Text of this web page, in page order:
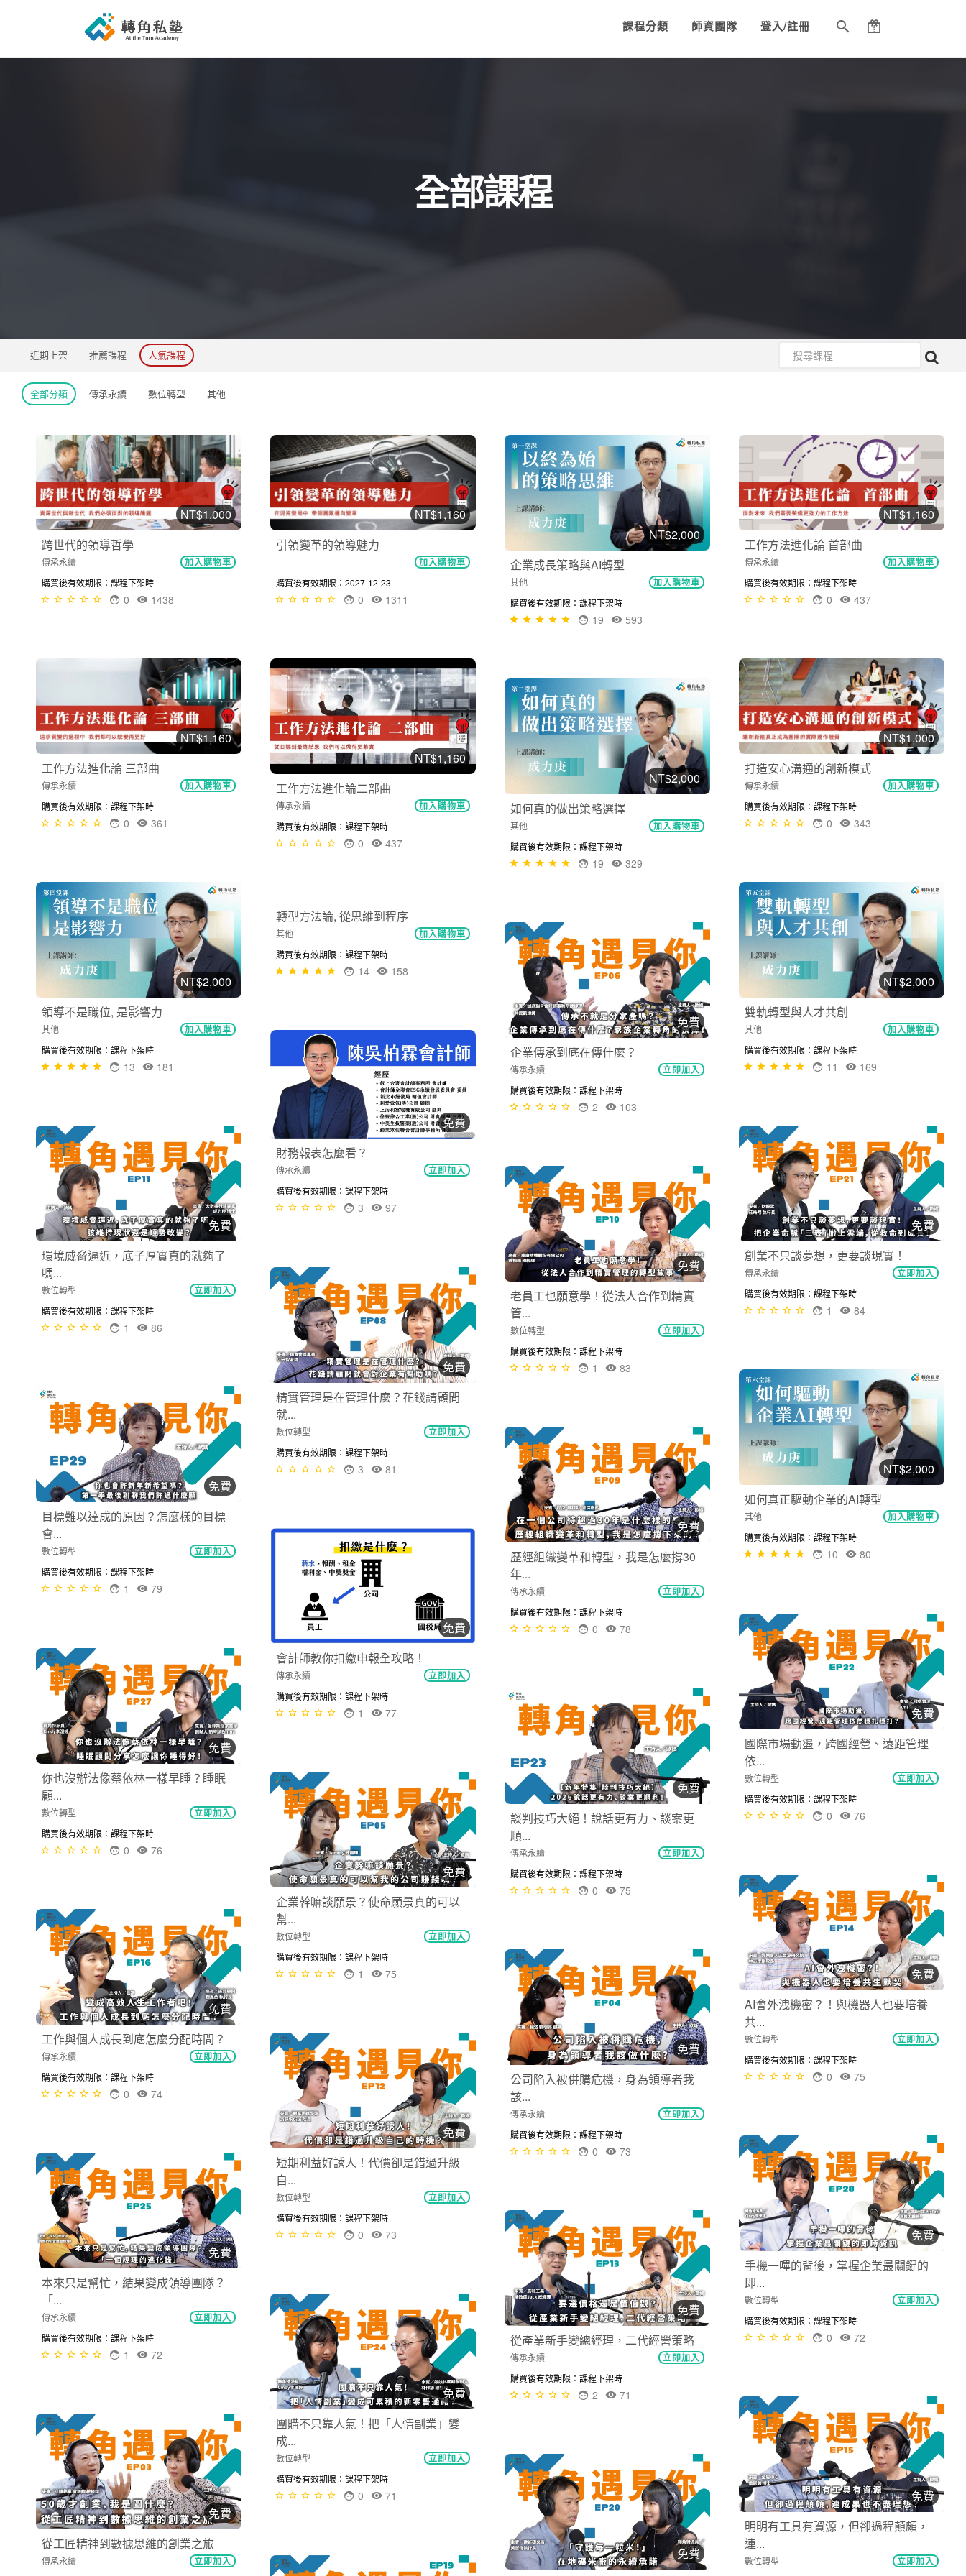
課程分類 師資團隊 登入/註冊
全部課程
近期上架 推薦課程 人氣課程
全部分類 傳承永續 數位轉型 其他
NT$1,000
跨世代的領導哲學
傳承永續 加入購物車
購買後有效期限：課程下架時
1438
0
NT$1,160
引領變革的領導魅力
加入購物車
購買後有效期限：2027-12-23
1311
0
NT$2,000
企業成長策略與AI轉型
其他 加入購物車
購買後有效期限：課程下架時
593
19
NT$1,160
工作方法進化論 首部曲
傳承永續 加入購物車
購買後有效期限：課程下架時
437
0
NT$1,160
工作方法進化論二部曲
傳承永續 加入購物車
購買後有效期限：課程下架時
437
0
NT$1,160
工作方法進化論 三部曲
傳承永續 加入購物車
購買後有效期限：課程下架時
361
0
NT$1,000
打造安心溝通的創新模式
傳承永續 加入購物車
購買後有效期限：課程下架時
343
0
NT$2,000
如何真的做出策略選擇
其他 加入購物車
購買後有效期限：課程下架時
329
19
NT$2,000
領導不是職位, 是影響力
其他 加入購物車
購買後有效期限：課程下架時
181
13
NT$2,000
雙軌轉型與人才共創
其他 加入購物車
購買後有效期限：課程下架時
169
11
轉型方法論, 從思維到程序
加入購物車
購買後有效期限：課程下架時
158
14
免費
企業傳承到底在傳什麼？
傳承永續 立即加入
購買後有效期限：課程下架時
103
2
免費
財務報表怎麼看？
傳承永續
購買後有效期限：課程下架時
97
免費
環境威脅逼近，底子厚實真的就夠了
嗎...
數位轉型
購買後有效期限：課程下架時
創業不只談夢想，更要談現實！
傳承永續 立即加入
購買後有效期限：課程下架時
免費
老員工也願意學！從法人合作到精實
管...
數位轉型 立即加入
購買後有效期限：課程下架時
83
1
免費
精實管理是在管理什麼？花錢請顧問
就...
數位轉型
購買後有效期限：課程下架時
81
3
NT$2,000
如何真正驅動企業的AI轉型
其他
購買後有效期限：課程下架時
會...
購買後有效期限：課程下架時
79
1
免費
歷經組織變革和轉型，我是怎麼撐30
年...
傳承永續 立即加入
購買後有效期限：課程下架時
78
0
免費
會計師教你扣繳申報全攻略！
傳承永續 立即加入
購買後有效期限：課程下架時
免費
國際市場動盪，跨國經營、遠距管理
依...
數位轉型
購買後有效期限：課程下架時
你也沒辦法像蔡依林一樣早睡？睡眠
顧...
數位轉型 立即加入
購買後有效期限：課程下架時
76
0
免費
談判技巧大絕！說話更有力、談案更
順...
傳承永續 立即加入
購買後有效期限：課程下架時
75
0
免費
企業幹嘛談願景？使命願景真的可以
幫...
數位轉型 立即加入
購買後有效期限：課程下架時
75
免費
AI會外洩機密？！與機器人也要培養
共...
數位轉型
購買後有效期限：課程下架時
工作與個人成長到底怎麼分配時間？
傳承永續 立即加入
購買後有效期限：課程下架時
免費
公司陷入被併購危機，身為領導者我
該...
傳承永續 立即加入
購買後有效期限：課程下架時
73
0
免費
短期利益好誘人！代價卻是錯過升級
自...
數位轉型 立即加入
購買後有效期限：課程下架時
73
免費
手機一嗶的背後，掌握企業最關鍵的
即...
數位轉型
購買後有效期限：課程下架時
「...
傳承永續 立即加入
購買後有效期限：課程下架時
免費
從產業新手變總經理，二代經營策略
傳承永續 立即加入
購買後有效期限：課程下架時
71
2
免費
團購不只靠人氣！把「人情副業」變
成...
數位轉型 立即加入
免費
明明有工具有資源，但卻過程顛頗，
連...
傳承永續 立即加入
免費